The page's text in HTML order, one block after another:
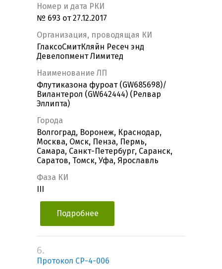
Номер и дата РКИ
№ 693 от 27.12.2017
Организация, проводящая КИ
ГлаксоСмитКляйн Ресеч энд
Девелопмент Лимитед
Наименование ЛП
Флутиказона фуроат (GW685698)/
Вилантерол (GW642444) (Релвар
Эллипта)
Города
Волгоград, Воронеж, Краснодар,
Москва, Омск, Пенза, Пермь,
Самара, Санкт-Петербург, Саранск,
Саратов, Томск, Уфа, Ярославль
Фаза КИ
Подробнее
6.
Протокол CP-4-006